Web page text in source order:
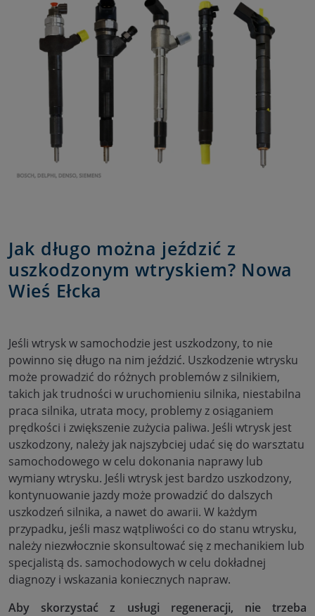
Jak długo można jeździć z
uszkodzonym wtryskiem? Nowa
Wieś Ełcka
Jeśli wtrysk w samochodzie jest uszkodzony, to nie
powinno się długo na nim jeździć. Uszkodzenie wtrysku
może prowadzić do różnych problemów z silnikiem,
takich jak trudności w uruchomieniu silnika, niestabilna
praca silnika, utrata mocy, problemy z osiąganiem
prędkości i zwiększenie zużycia paliwa. Jeśli wtrysk jest
uszkodzony, należy jak najszybciej udać się do warsztatu
samochodowego w celu dokonania naprawy lub
wymiany wtrysku. Jeśli wtrysk jest bardzo uszkodzony,
kontynuowanie jazdy może prowadzić do dalszych
uszkodzeń silnika, a nawet do awarii. W każdym
przypadku, jeśli masz wątpliwości co do stanu wtrysku,
należy niezwłocznie skonsultować się z mechanikiem lub
specjalistą ds. samochodowych w celu dokładnej
diagnozy i wskazania koniecznych napraw.
Aby skorzystać z usługi regeneracji, nie trzeba